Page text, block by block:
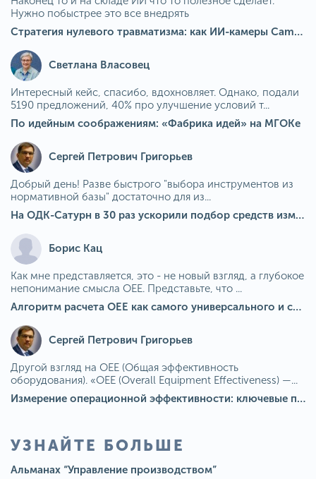
Нужно побыстрее это все внедрять
Стратегия нулевого травматизма: как ИИ-камеры Camkord снижают риск наезда на пешехода при работе на погрузчике
Светлана Власовец
Интересный кейс, спасибо, вдохновляет. Однако, подали
5190 предложений, 40% про улучшение условий т...
По идейным соображениям: «Фабрика идей» на МГОКе
Сергей Петрович Григорьев
Добрый день! Разве быстрого "выбора инструментов из
нормативной базы" достаточно для из...
На ОДК-Сатурн в 30 раз ускорили подбор средств измерения для контроля качества продукции
Борис Кац
Как мне представляется, это - не новый взгляд, а глубокое
непонимание смысла OEE. Представьте, что ...
Алгоритм расчета ОЕЕ как самого универсального и современного показателя эффективности оборудования в мире
Сергей Петрович Григорьев
Другой взгляд на OEE (Общая эффективность
оборудования). «OEE (Overall Equipment Effectiveness) —...
Измерение операционной эффективности: ключевые показатели для непрерывного совершенствования
УЗНАЙТЕ БОЛЬШЕ
Альманах “Управление производством”